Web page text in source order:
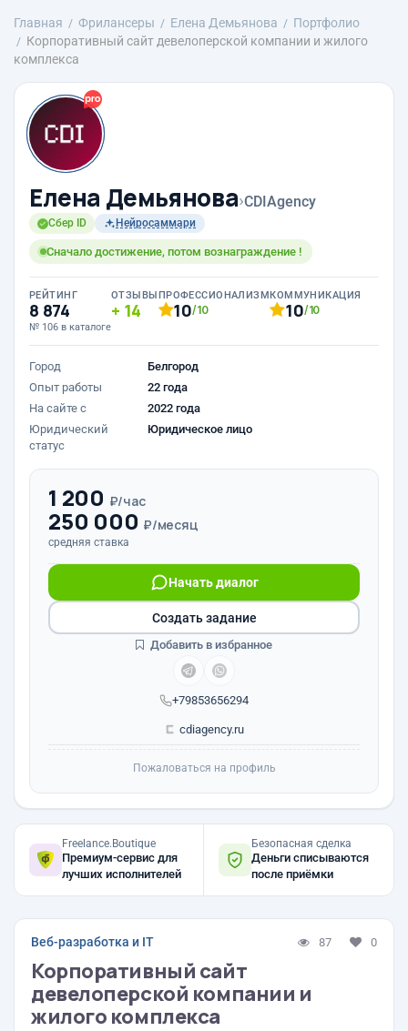
Главная Фрилансеры Елена Демьянова
Портфолио
Корпоративный сайт девелоперской компании и жилого
комплекса
Елена Демьянова›CDIAgency
Сбер ID Нейросаммари
Сначало достижение, потом вознаграждение !
РЕЙТИНГ
8 874
№ 106 в каталоге
ОТЗЫВЫ
14
ПРОФЕССИОНАЛИЗМ
10/10
КОММУНИКАЦИЯ
10/10
Город
Белгород
Опыт работы
22 года
На сайте с
2022 года
Юридический
статус
Юридическое лицо
1 200 ₽/час
250 000 ₽/месяц
средняя ставка
+79853656294
Начать диалог
cdiagency.ru
Создать задание
Добавить в избранное
Пожаловаться на профиль
Freelance.Boutique
Премиум-сервис для
лучших исполнителей
Безопасная сделка
Деньги списываются
после приёмки
Веб-разработка и IT 87 0
Корпоративный сайт
девелоперской компании и
жилого комплекса